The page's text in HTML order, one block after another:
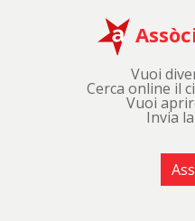
Vuoi
Cerca online il
Vuoi
Invia